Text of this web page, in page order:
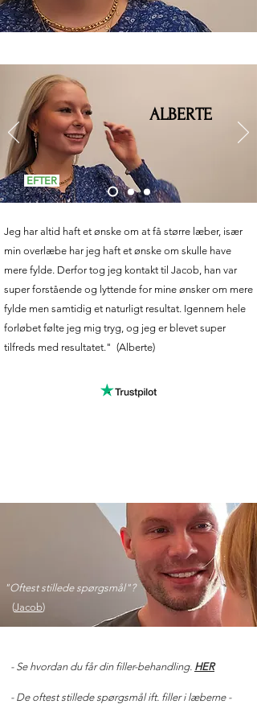
ALBERTE
EFTER
Jeg har altid haft et ønske om at få større læber, især
min overlæbe har jeg haft et ønske om skulle have
mere fylde. Derfor tog jeg kontakt til Jacob, han var
super forstående og lyttende for mine ønsker om mere
fylde men samtidig et naturligt resultat. Igennem hele
forløbet følte jeg mig tryg, og jeg er blevet super
tilfreds med resultatet." (Alberte)
"Oftest stillede spørgsmål"?
(Jacob)
- Se hvordan du får din filler-behandling. HER
- De oftest stillede spørgsmålift. filler i læberne -